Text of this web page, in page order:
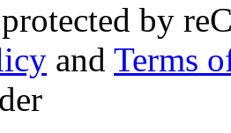
by
and Terms